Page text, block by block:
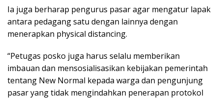
Ia juga berharap pengurus pasar agar mengatur lapak
antara pedagang satu dengan lainnya dengan
menerapkan physical distancing.
“Petugas posko juga harus selalu memberikan
imbauan dan mensosialisasikan kebijakan pemerintah
tentang New Normal kepada warga dan pengunjung
pasar yang tidak mengindahkan penerapan protokol